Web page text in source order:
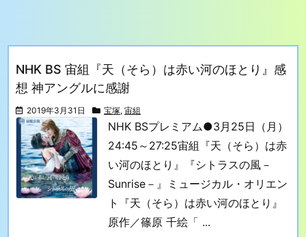
NHK BS 宙組『天（そら）は赤い河のほとり』感
想 神アングルに感謝
2019年3月31日 宝塚, 宙組
NHK BSプレミアム●3月25日（月）
24:45～27:25宙組『天（そら）は赤
い河のほとり』『シトラスの風－
Sunrise－』
ミュージカル・オリエン
ト
『天（そら）は赤い河のほとり』
原作／篠原 千絵「 ...